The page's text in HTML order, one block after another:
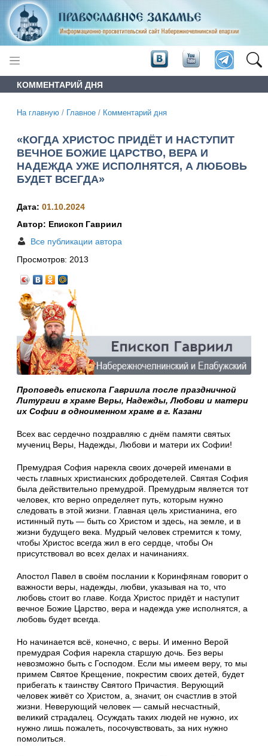
КОММЕНТАРИЙ ДНЯ
На главную / Главное / Комментарий дня
«КОГДА ХРИСТОС ПРИДЁТ И НАСТУПИТ
ВЕЧНОЕ БОЖИЕ ЦАРСТВО, ВЕРА И
НАДЕЖДА УЖЕ ИСПОЛНЯТСЯ, А ЛЮБОВЬ
БУДЕТ ВСЕГДА»
Дата: 01.10.2024
Автор: Епископ Гавриил
Все публикации автора
Просмотров: 2013
Проповедь епископа Гавриила после праздничной
Литургии в храме Веры, Надежды, Любови и матери
их Софии в одноименном храме в г. Казани
Всех вас сердечно поздравляю с днём памяти святых
мучениц Веры, Надежды, Любови и матери их Софии!
Премудрая София нарекла своих дочерей именами в
честь главных христианских добродетелей. Святая София
была действительно премудрой. Премудрым является тот
человек, кто верно определяет путь, которым нужно
следовать в этой жизни. Главная цель христианина, его
истинный путь — быть со Христом и здесь, на земле, и в
жизни будущего века. Мудрый человек стремится к тому,
чтобы Христос всегда жил в его сердце, чтобы Он
присутствовал во всех делах и начинаниях.
Апостол Павел в своём послании к Коринфянам говорит о
важности веры, надежды, любви, указывая на то, что
любовь стоит во главе. Когда Христос придёт и наступит
вечное Божие Царство, вера и надежда уже исполнятся, а
любовь будет всегда.
Но начинается всё, конечно, с веры. И именно Верой
премудрая София нарекла старшую дочь. Без веры
невозможно быть с Господом. Если мы имеем веру, то мы
примем Святое Крещение, покрестим своих детей, будет
прибегать к таинству Святого Причастия. Верующий
человек живёт со Христом, а, значит, он счастлив в этой
жизни. Неверующий человек — самый несчастный,
великий страдалец. Осуждать таких людей не нужно, их
нужно лишь пожалеть, посочувствовать, за них нужно
помолиться.